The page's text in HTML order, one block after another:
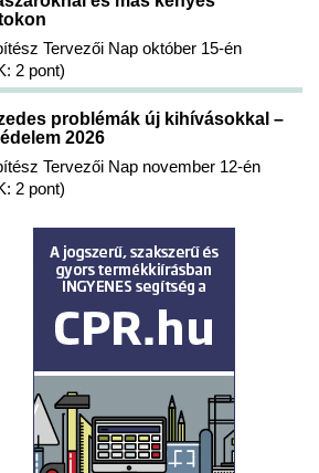
Tervezői Nap október 15-én
2 pont)
problémák új kihívásokkal –
2026
Tervezői Nap november 12-én
2 pont)